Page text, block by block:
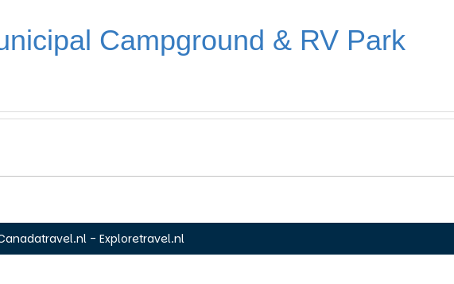
Campground & RV Park
- Exploretravel.nl